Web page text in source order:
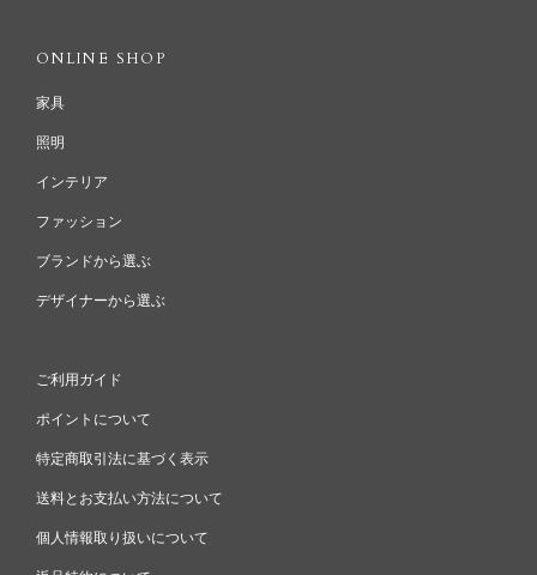
ONLINE SHOP
家具
照明
インテリア
ファッション
ブランドから選ぶ
デザイナーから選ぶ
ご利用ガイド
ポイントについて
特定商取引法に基づく表示
送料とお支払い方法について
個人情報取り扱いについて